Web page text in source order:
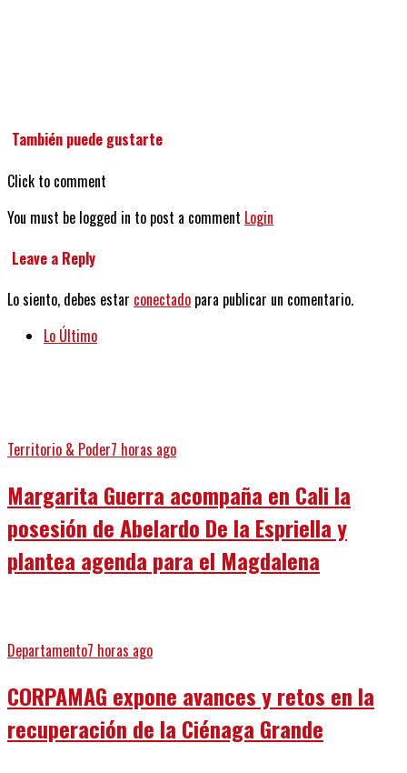
También puede gustarte
Click to comment
You must be logged in to post a comment Login
Leave a Reply
Lo siento, debes estar conectado para publicar un comentario.
Lo Último
Territorio & Poder7 horas ago
Margarita Guerra acompaña en Cali la
posesión de Abelardo De la Espriella y
plantea agenda para el Magdalena
Departamento7 horas ago
CORPAMAG expone avances y retos en la
recuperación de la Ciénaga Grande